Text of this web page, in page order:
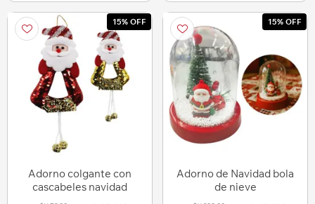
15% OFF
Adorno colgante con
cascabeles navidad
15% OFF
Adorno de Navidad bola
de nieve